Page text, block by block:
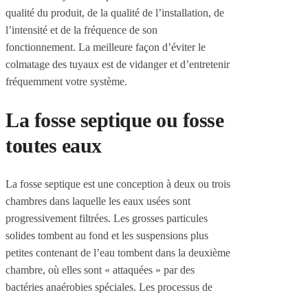
qualité du produit, de la qualité de l’installation, de
l’intensité et de la fréquence de son
fonctionnement. La meilleure façon d’éviter le
colmatage des tuyaux est de vidanger et d’entretenir
fréquemment votre système.
La fosse septique ou fosse
toutes eaux
La fosse septique est une conception à deux ou trois
chambres dans laquelle les eaux usées sont
progressivement filtrées. Les grosses particules
solides tombent au fond et les suspensions plus
petites contenant de l’eau tombent dans la deuxième
chambre, où elles sont « attaquées » par des
bactéries anaérobies spéciales. Les processus de